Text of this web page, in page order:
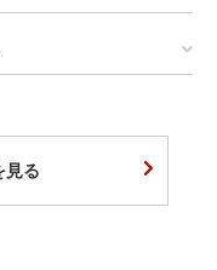
カートへ進む
見る